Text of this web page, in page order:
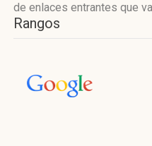
de enlaces entrantes que
Rangos